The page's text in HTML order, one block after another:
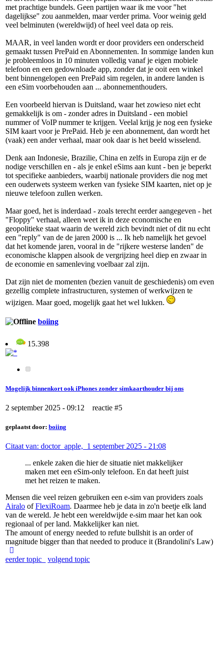
met prachtige bundels. Geen partijen waar ik me voor "het
dagelijkse" zou aanmelden, maar verder prima. Voor weinig geld
veel belminuten (wereldwijd) of heel veel data op reis.
MAAR, in veel landen wordt er door providers een onderscheid
gemaakt tussen PrePaid en Abonnementen. In sommige landen kun
je probleemloos in 10 minuten volledig vanaf je eigen mobiele
telefoon en een gedownloade app, zonder dat je ooit een winkel
bent binnengelopen een PrePaid sim regelen, in andere landen is
een eSim voorbehouden aan ... abonnementhouders.
Een voorbeeld hiervan is Duitsland, waar het zowieso niet echt
gemakkelijk is om - zonder adres in Duitsland - een mobiel
nummer of VoIP nummer te krijgen. Veelal krijg je nog een fysieke
SIM kaart voor je PrePaid. Heb je een abonnement, dan wordt het
(vaak) een ander verhaal, maar ook daar is het beeld wisselend.
Denk aan Indonesie, Brazilie, China en zelfs in Europa zijn er de
nodige verschillen en - als je enkel eSims aan kunt - ben je beperkt
tot specifieke aanbieders, waarbij nationale providers die nog met
een ouderwets systeem werken van fysieke SIM kaarten, niet op je
nieuwe telefoon zullen werken.
Maar goed, het is inderdaad - zoals terecht eerder aangegeven - het
"Floppy" verhaal, alleen weet ik in deze economische en
geopolitieke staat waarin de wereld zich bevindt niet of dit nu echt
een "reply" van de de jaren 2000 is ... Ik heb namelijk het gevoel
dat het komende jaren, vooral in de "rijkere westerse landen" de
economische klappen alsook de vergrijzing heel diep en zwaar in
de economie en samenleving voelbaar zal zijn.
Dat zijn niet de momenten (bezien vanuit de geschiedenis) om even
gezellig complete infrastructuren, systemen of werkwijzen te
wijzigen. Maar goed, mogelijk gaat het wel lukken.
boiing
15.398
Mogelijk binnenkort ook iPhones zonder simkaarthouder bij ons
2 september 2025 - 09:12 reactie #5
geplaatst door: boiing
Citaat van: doctor_apple, 1 september 2025 - 21:08
... enkele zaken die hier de situatie niet makkelijker
maken met een eSim-only telefoon. En dat heeft juist
met het reizen te maken.
Mensen die veel reizen gebruiken een e-sim van providers zoals
Airalo ofFlexiRoam. Daarmee heb je data in zo'n beetje elk land
van de wereld. Je hebt een wereldwijde e-sim maar het kan ook
regionaal of per land. Makkelijker kan niet.
The amount of energy needed to refute bullshit is an order of
magnitude bigger than that needed to produce it (Brandolini's Law)
eerder topic volgend topic